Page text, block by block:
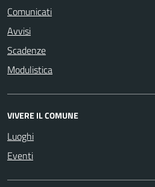
Comunicati
Avvisi
Scadenze
Modulistica
VIVERE IL COMUNE
Luoghi
Eventi